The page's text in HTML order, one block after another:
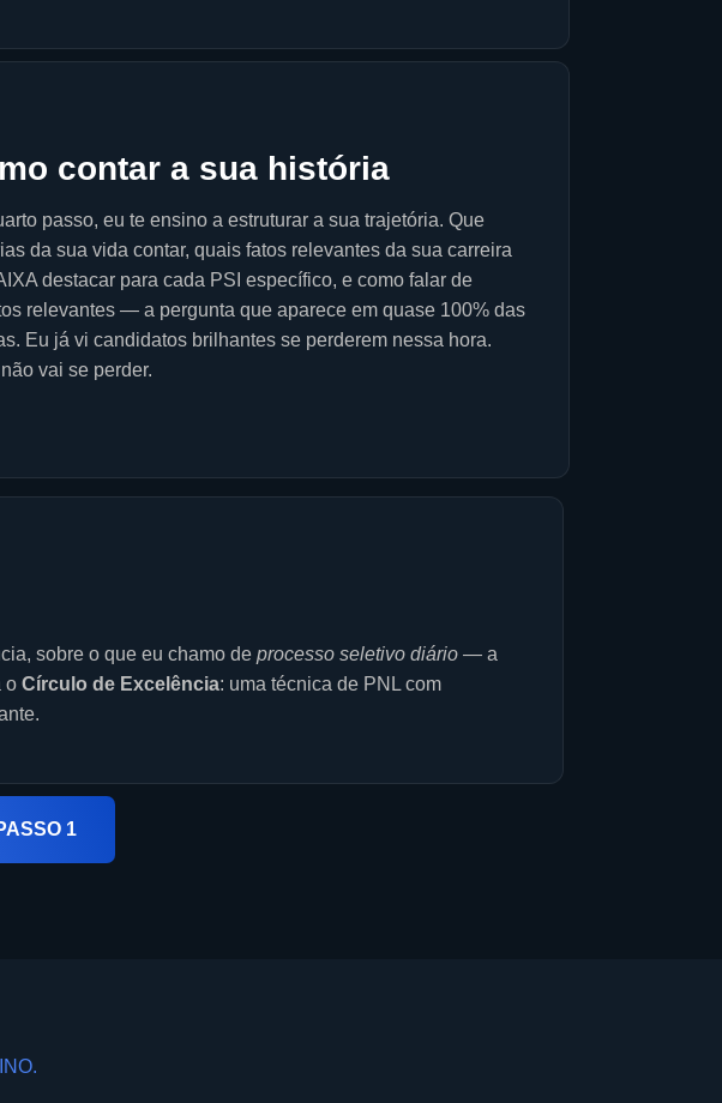
contar a sua história
passo, eu te ensino a estruturar a sua trajetória. Que
da sua vida contar, quais fatos relevantes da sua carreira
destacar para cada PSI específico, e como falar de
relevantes — a pergunta que aparece em quase 100% das
Eu já vi candidatos brilhantes se perderem nessa hora.
vai se perder.
sobre o que eu chamo de processo seletivo diário — a
o Círculo de Excelência: uma técnica de PNL com
1